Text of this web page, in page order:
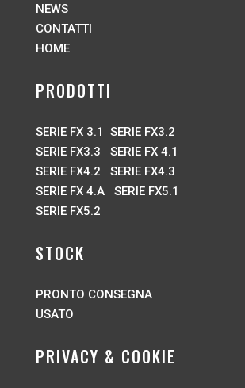
NEWS
CONTATTI
HOME
PRODOTTI
SERIE FX 3.1
SERIE FX3.2
SERIE FX3.3
SERIE FX 4.1
SERIE FX4.2
SERIE FX4.3
SERIE FX 4.A
SERIE FX5.1
SERIE FX5.2
STOCK
PRONTO CONSEGNA
USATO
PRIVACY & COOKIE